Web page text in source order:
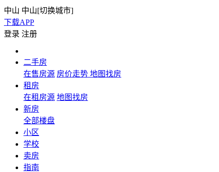
中山 中山[切换城市]
下载APP
登录 注册
二手房
在售房源 房价走势 地图找房
租房
在租房源 地图找房
新房
全部楼盘
小区
学校
卖房
指南